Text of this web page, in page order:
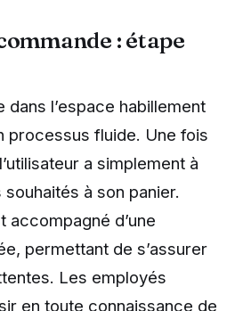
: étape
dans l’espace habillement
processus fluide. Une fois
a simplement à
à son panier.
accompagné d’une
permettant de s’assurer
Les employés
en toute connaissance de